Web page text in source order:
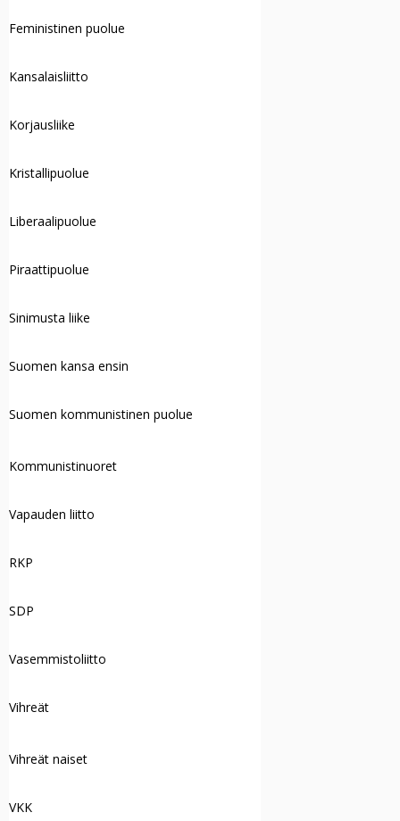
Feministinen puolue
Kansalaisliitto
Korjausliike
Kristallipuolue
Liberaalipuolue
Piraattipuolue
Sinimusta liike
Suomen kansa ensin
Suomen kommunistinen puolue
Kommunistinuoret
Vapauden liitto
RKP
SDP
Vasemmistoliitto
Vihreät
Vihreät naiset
VKK